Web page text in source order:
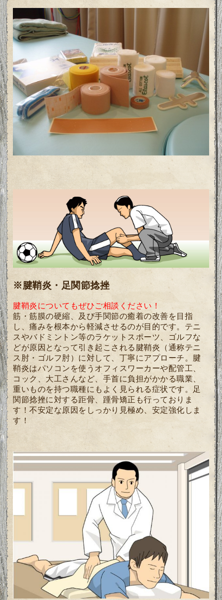
※腱鞘炎・足関節捻挫
腱鞘炎についてもぜひご相談ください！
筋・筋膜の硬縮、及び手関節の癒着の改善を目指
し、痛みを根本から軽減させるのが目的です。 テニ
スやバドミントン等のラケットスポーツ、ゴルフな
どが原因となって引き起こされる腱鞘炎（通称テニ
ス肘・ゴルフ肘）に対して、 丁寧にアプローチ。
腱
鞘炎はパソコンを使うオフィスワーカーや配管工、
コック、大工さんなど、手首に負担がかかる職業、
重いものを持つ職種にも よく見られる症状です。
足
関節捻挫に対する距骨、踵骨矯正も行っておりま
す！不安定な原因をしっかり見極め、安定強化しま
す！